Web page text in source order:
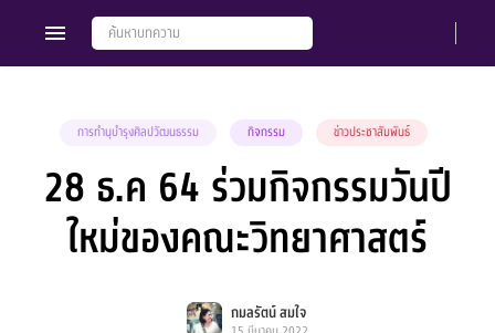
การทำนุบำรุงศิลปวัฒนธรรม กิจกรรม ข่าวประชาสัมพันธ์
28 ธ.ค 64 ร่วมกิจกรรมวันปี
ใหม่ของคณะวิทยาศาสตร์
กมลรัตน์ สมใจ
Members Groups